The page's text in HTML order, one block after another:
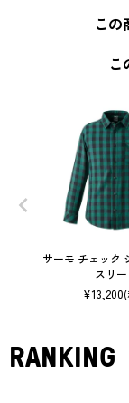
こ
こ
サーモ チェック
スリ
¥13,200
RANKING